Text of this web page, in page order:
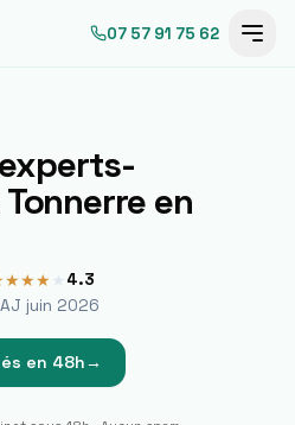
07 57 91 75 62
Tonnerre en
★★★
4.3
juin 2026
en 48h→